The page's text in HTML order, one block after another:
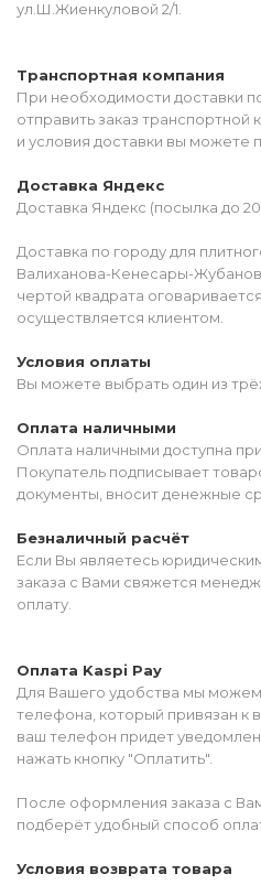
ул.Ш.Жиенкуловой 2/1.
Транспортная компания
При необходимости доставки
отправить заказ
и условия доставки вы можете
Доставка Яндекс
Доставка Яндекс (посылка до
Доставка по городу для
Валиханова-Кенесары-
чертой квадрата
осуществляется клиентом.
Условия оплаты
Вы можете выбрать один из
Оплата наличными
Оплата наличными доступна
Покупатель подписывает
документы, вносит денежные
Безналичный расчёт
Если Вы являетесь
заказа с Вами свяжется
оплату.
Оплата Kaspi Pay
Для Вашего удобства мы
телефона, который привязан к
ваш телефон придет
нажать кнопку "Оплатить".
После оформления заказа с
подберёт удобный способ
Условия возврата товара